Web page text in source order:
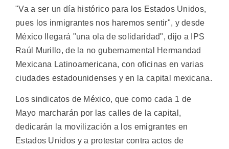
"Va a ser un día histórico para los Estados Unidos,
pues los inmigrantes nos haremos sentir", y desde
México llegará "una ola de solidaridad", dijo a IPS
Raúl Murillo, de la no gubernamental Hermandad
Mexicana Latinoamericana, con oficinas en varias
ciudades estadounidenses y en la capital mexicana.
Los sindicatos de México, que como cada 1 de
Mayo marcharán por las calles de la capital,
dedicarán la movilización a los emigrantes en
Estados Unidos y a protestar contra actos de